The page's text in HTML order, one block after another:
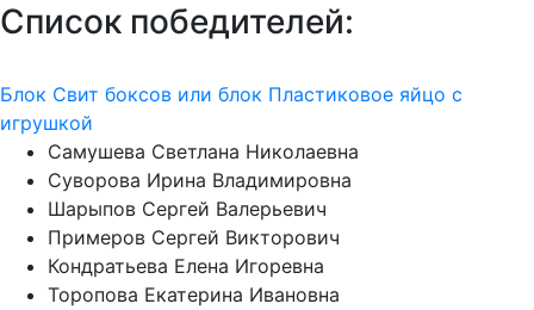
Список победителей:
Блок Свит боксов или блок Пластиковое яйцо с
игрушкой
Самушева Светлана Николаевна
Суворова Ирина Владимировна
Шарыпов Сергей Валерьевич
Примеров Сергей Викторович
Кондратьева Елена Игоревна
Торопова Екатерина Ивановна